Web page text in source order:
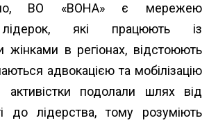
ВО «ВОНА» є мережею
лідерок, які працюють із
жінками в регіонах, відстоюють
адвокацією та мобілізацію
активістки подолали шлях від
до лідерства, тому розуміють